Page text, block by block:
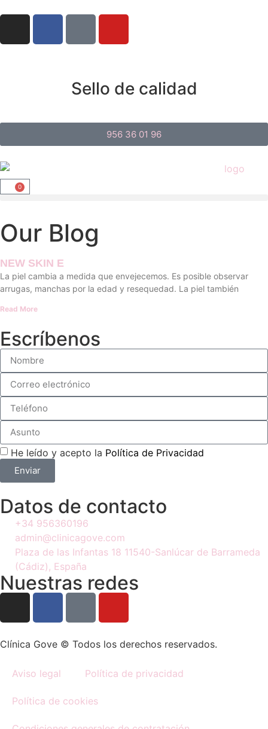
Sello de calidad
956 36 01 96
0
Our Blog
NEW SKIN E
La piel cambia a medida que envejecemos. Es posible observar
arrugas, manchas por la edad y resequedad. La piel también
Read More
Escríbenos
He leído y acepto la Política de Privacidad
Enviar
Datos de contacto
+34 956360196
admin@clinicagove.com
Plaza de las Infantas 18 11540-Sanlúcar de Barrameda
(Cádiz), España
Nuestras redes
Clínica Gove © Todos los derechos reservados.
Aviso legal Política de privacidad
Política de cookies